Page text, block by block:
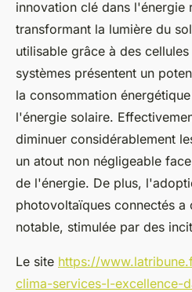
innovation clé dans l'énergie
transformant la lumière du
utilisable grâce à des
systèmes présentent un
la consommation
l'énergie solaire.
diminuer considérablement
un atout non négligeable
de l'énergie. De plus,
photovoltaïques connectés a
notable, stimulée par des
Le site https://
clima-services-l-excellence-